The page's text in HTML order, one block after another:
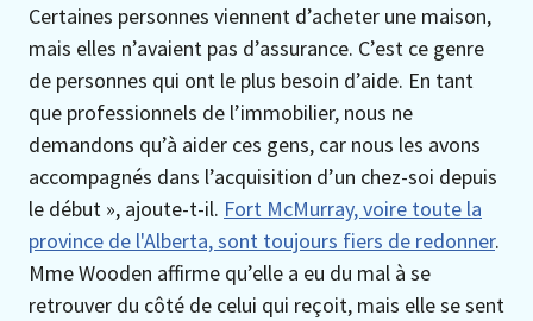
Certaines personnes viennent d’acheter une maison,
mais elles n’avaient pas d’assurance. C’est ce genre
de personnes qui ont le plus besoin d’aide. En tant
que professionnels de l’immobilier, nous ne
demandons qu’à aider ces gens, car nous les avons
accompagnés dans l’acquisition d’un chez-soi depuis
le début », ajoute-t-il. Fort McMurray, voire toute la
province de l'Alberta, sont toujours fiers de redonner.
Mme Wooden affirme qu’elle a eu du mal à se
retrouver du côté de celui qui reçoit, mais elle se sent